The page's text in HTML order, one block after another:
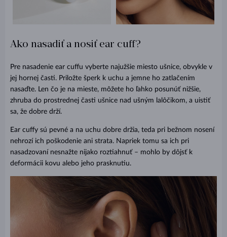
Ako nasadiť a nosiť ear cuff?
Pre nasadenie ear cuffu vyberte najužšie miesto ušnice, obvykle v
jej hornej časti. Priložte šperk k uchu a jemne ho zatlačením
nasaďte. Len čo je na mieste, môžete ho ľahko posunúť nižšie,
zhruba do prostrednej časti ušnice nad ušným lalôčikom, a uistiť
sa, že dobre drží.
Ear cuffy sú pevné a na uchu dobre držia, teda pri bežnom nosení
nehrozí ich poškodenie ani strata. Napriek tomu sa ich pri
nasadzovaní nesnažte nijako roztiahnuť – mohlo by dôjsť k
deformácii kovu alebo jeho prasknutiu.